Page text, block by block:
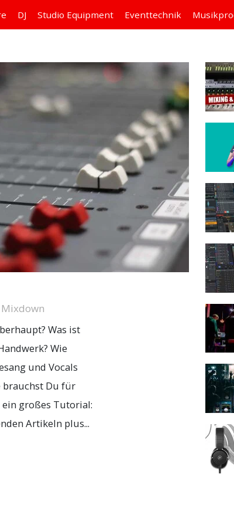
DJ Studio Equipment Eventtechnik
Was ist
Wie
und Vocals
brauchst Du für
ein großes Tutorial:
Artikeln plus...